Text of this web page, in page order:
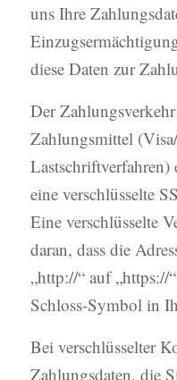
uns Ihre
diese Daten zur
Der
Zahlungsmittel
eine verschlüsselte
Eine verschlüsselte
daran, dass die
„http://“ auf „https://
Schloss-Symbol in
Bei verschlüsselter
Zahlungsdaten, die